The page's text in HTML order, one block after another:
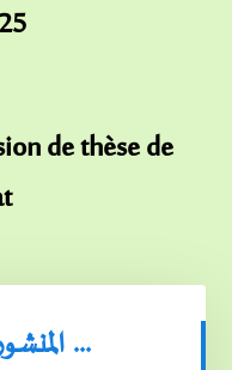
de thèse de
المنشورات ذات الصلة ...